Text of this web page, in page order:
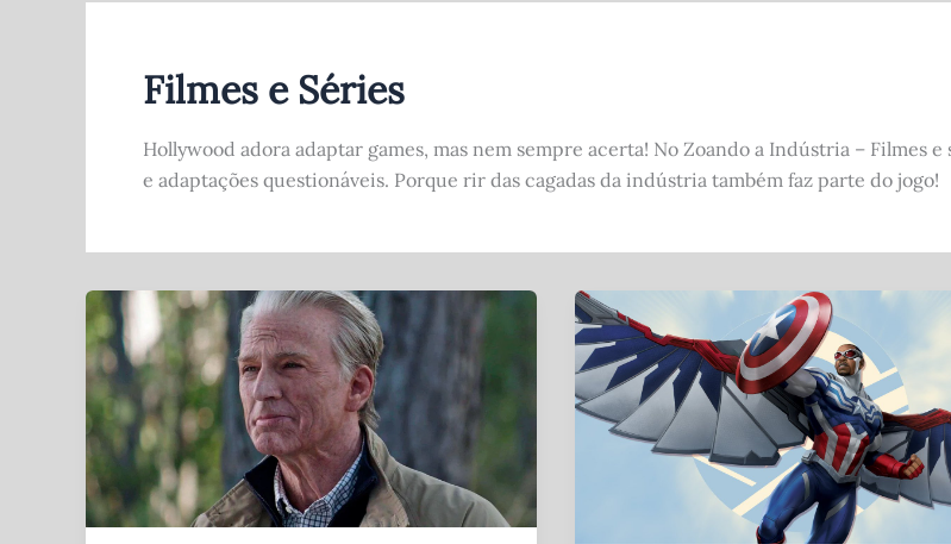
Filmes e Séries
Hollywood adora adaptar games, mas nem sempre acerta! No Zoando a Indústria – Filmes
e adaptações questionáveis. Porque rir das cagadas da indústria também faz parte do jogo!